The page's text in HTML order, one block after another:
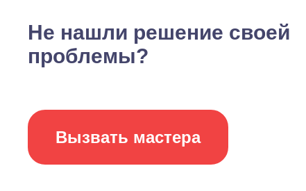
Не нашли решение своей
проблемы?
Вызвать мастера